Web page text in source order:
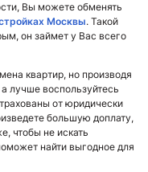
Вы можете обменять
Москвы. Такой
он займет у Вас всего
квартир, но производя
лучше воспользуйтесь
от юридически
большую доплату,
чтобы не искать
найти выгодное для